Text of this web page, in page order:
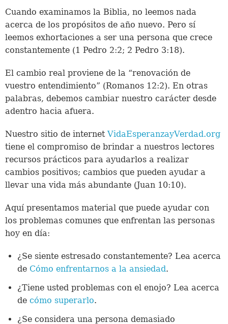
Cuando examinamos la Biblia, no leemos nada
acerca de los propósitos de año nuevo. Pero sí
leemos exhortaciones a ser una persona que crece
constantemente (1 Pedro 2:2; 2 Pedro 3:18).
El cambio real proviene de la “renovación de
vuestro entendimiento” (Romanos 12:2). En otras
palabras, debemos cambiar nuestro carácter desde
adentro hacia afuera.
Nuestro sitio de internetVidaEsperanzayVerdad.org
tiene el compromiso de brindar a nuestros lectores
recursos prácticos para ayudarlos a realizar
cambios positivos; cambios que pueden ayudar a
llevar una vida más abundante (Juan 10:10).
Aquí presentamos material que puede ayudar con
los problemas comunes que enfrentan las personas
hoy en día:
¿Se siente estresado constantemente? Lea acerca
de Cómo enfrentarnos a la ansiedad.
¿Tiene usted problemas con el enojo? Lea acerca
de cómo superarlo.
¿Se considera una persona demasiado